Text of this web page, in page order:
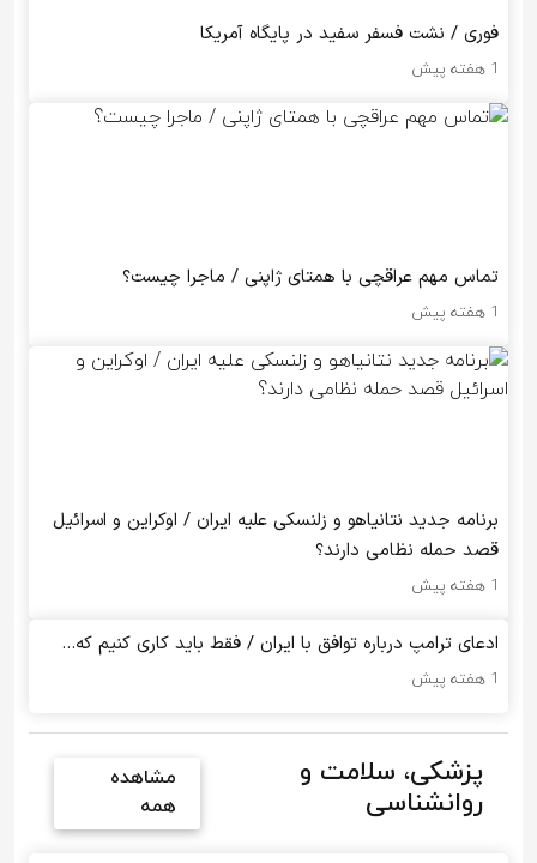
فوری / نشت فسفر سفید در پایگاه آمریکا
1 هفته پیش
تماس مهم عراقچی با همتای ژاپنی / ماجرا چیست؟
1 هفته پیش
برنامه جدید نتانیاهو و زلنسکی علیه ایران / اوکراین و اسرائیل
قصد حمله نظامی دارند؟
1 هفته پیش
ادعای ترامپ درباره توافق با ایران / فقط باید کاری کنیم که…
1 هفته پیش
پزشکی، سلامت و
روانشناسی
مشاهده
همه